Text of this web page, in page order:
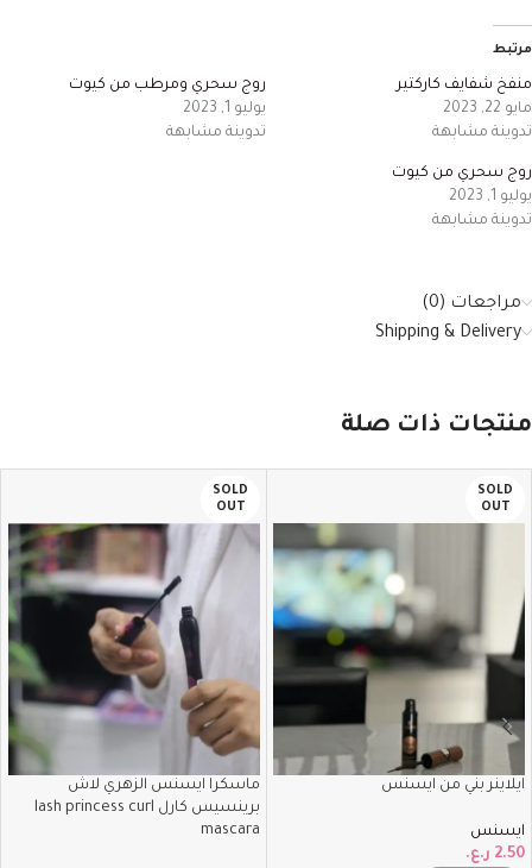
مرتبط
منفخ شفايف كاركتير
مايو 22, 2023
تدوينة مشابهة
روج سحري ومرطب من كيوت
يوليو 1, 2023
تدوينة مشابهة
روج سحري من كيوت
يوليو 1, 2023
تدوينة مشابهة
مراجعات (0)
Shipping & Delivery
منتجات ذات صلة
SOLD
OUT
ايلاينر بني من ايسنس
ايسنس
2.50 ر.ع.
SOLD
OUT
ماسكرا ايسنس الزهري لاش
برينسيس كارل lash princess curl
mascara